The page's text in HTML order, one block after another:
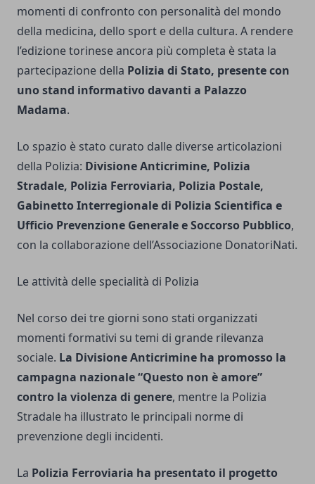
momenti di confronto con personalità del mondo
della medicina, dello sport e della cultura. A rendere
l’edizione torinese ancora più completa è stata la
partecipazione della Polizia di Stato, presente con
uno stand informativo davanti a Palazzo
Madama.
Lo spazio è stato curato dalle diverse articolazioni
della Polizia: Divisione Anticrimine, Polizia
Stradale, Polizia Ferroviaria, Polizia Postale,
Gabinetto Interregionale di Polizia Scientifica e
Ufficio Prevenzione Generale e Soccorso Pubblico,
con la collaborazione dell’Associazione DonatoriNati.
Le attività delle specialità di Polizia
Nel corso dei tre giorni sono stati organizzati
momenti formativi su temi di grande rilevanza
sociale. La Divisione Anticrimine ha promosso la
campagna nazionale “Questo non è amore”
contro la violenza di genere, mentre la Polizia
Stradale ha illustrato le principali norme di
prevenzione degli incidenti.
La Polizia Ferroviaria ha presentato il progetto